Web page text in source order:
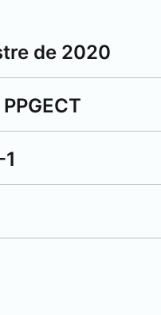
de 2020